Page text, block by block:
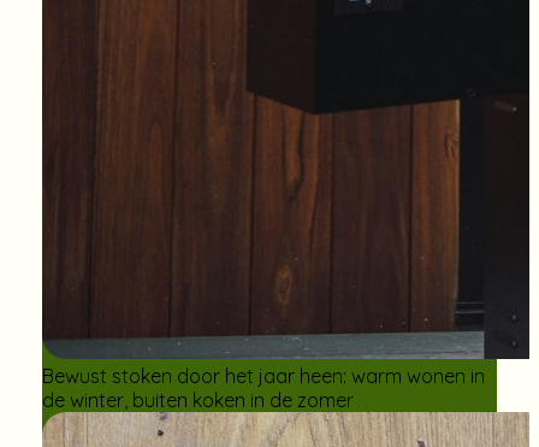
Bewust stoken door het jaar heen: warm wonen in
de winter, buiten koken in de zomer